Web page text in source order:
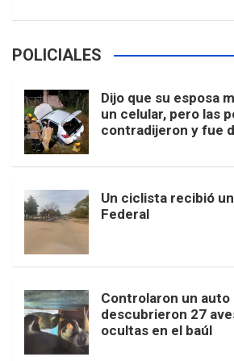
POLICIALES
Dijo que su esposa
un celular, pero las
contradijeron y fue
Un ciclista recibió
Federal
Controlaron un auto
descubrieron 27
ocultas en el baúl